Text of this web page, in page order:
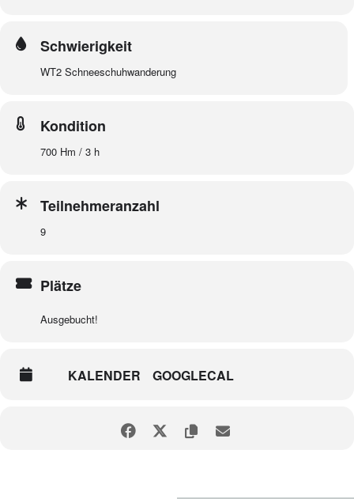
Schwierigkeit
WT2 Schneeschuhwanderung
Kondition
700 Hm / 3 h
Teilnehmeranzahl
9
Plätze
Ausgebucht!
KALENDER GOOGLECAL